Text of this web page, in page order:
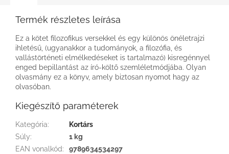
Termék részletes leírása
Ez a kötet filozofikus versekkel és egy különös önéletrajzi
ihletésű, (ugyanakkor a tudományok, a filozófia, és
vallástörténeti elmélkedéseket is tartalmazó) kisregénnyel
enged bepillantást az író-költő szemléletmódjába. Olyan
olvasmány ez a könyv, amely biztosan nyomot hagy az
olvasóban.
Kiegészítő paraméterek
Kategória:
Kortárs
Súly:
1 kg
EAN vonalkód:
9789634534297